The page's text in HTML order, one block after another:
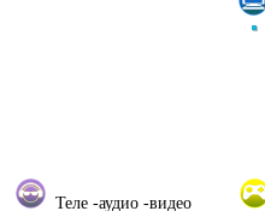
Теле -аудио -видео